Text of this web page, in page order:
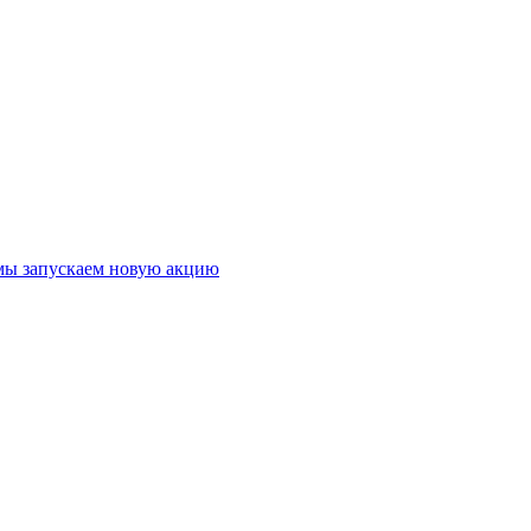
запускаем новую акцию